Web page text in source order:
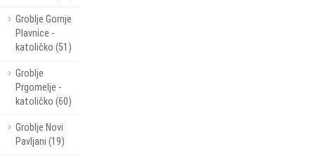
Groblje Gornje
Plavnice -
katoličko (51)
Groblje
Prgomelje -
katoličko (60)
Groblje Novi
Pavljani (19)